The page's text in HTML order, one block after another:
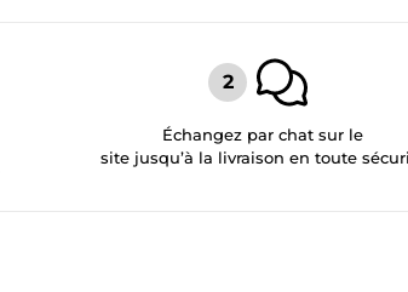
Échangez par chat sur le
site jusqu’à la livraison en toute